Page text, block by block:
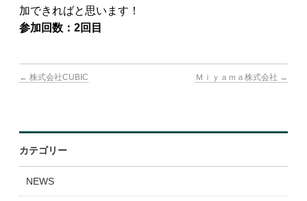
広報ツール
よくある質問
加できればと思います！
参加回数：2回目
← 株式会社CUBIC Ｍｉｙａｍａ株式会社 →
カテゴリー
NEWS